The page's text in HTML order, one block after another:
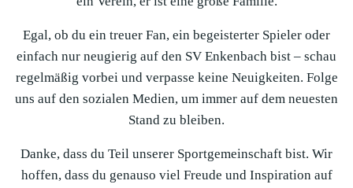
Egal, ob du ein treuer Fan, ein begeisterter Spieler oder
einfach nur neugierig auf den SV Enkenbach bist – schau
regelmäßig vorbei und verpasse keine Neuigkeiten. Folge
uns auf den sozialen Medien, um immer auf dem neuesten
Stand zu bleiben.
Danke, dass du Teil unserer Sportgemeinschaft bist. Wir
hoffen, dass du genauso viel Freude und Inspiration auf